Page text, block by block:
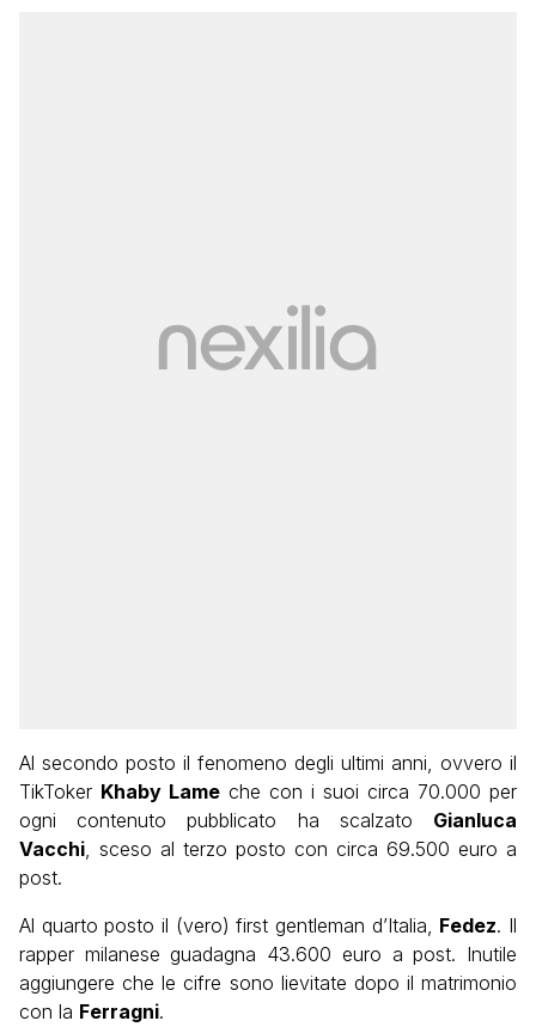
Al secondo posto il fenomeno degli ultimi anni, ovvero il
TikToker Khaby Lame che con i suoi circa 70.000 per
ogni contenuto pubblicato ha scalzato Gianluca
Vacchi, sceso al terzo posto con circa 69.500 euro a
post.
Al quarto posto il (vero) first gentleman d’Italia, Fedez. Il
rapper milanese guadagna 43.600 euro a post. Inutile
aggiungere che le cifre sono lievitate dopo il matrimonio
con la Ferragni.